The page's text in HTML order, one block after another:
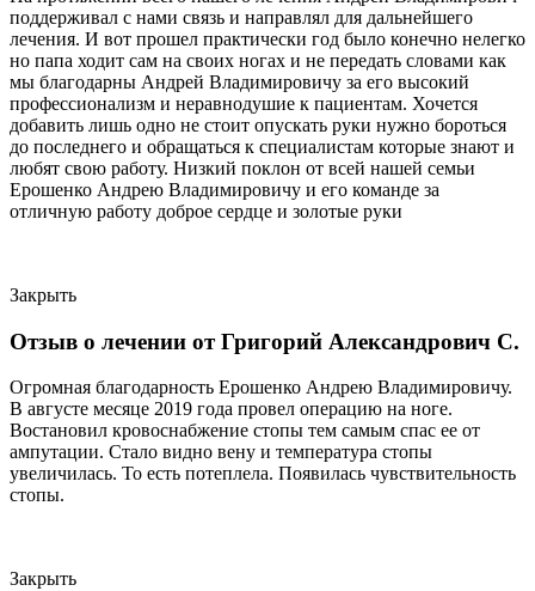
поддерживал с нами связь и направлял для дальнейшего
лечения. И вот прошел практически год было конечно нелегко
но папа ходит сам на своих ногах и не передать словами как
мы благодарны Андрей Владимировичу за его высокий
профессионализм и неравнодушие к пациентам. Хочется
добавить лишь одно не стоит опускать руки нужно бороться
до последнего и обращаться к специалистам которые знают и
любят свою работу. Низкий поклон от всей нашей семьи
Ерошенко Андрею Владимировичу и его команде за
отличную работу доброе сердце и золотые руки
Закрыть
Отзыв о лечении от Григорий Александрович С.
Огромная благодарность Ерошенко Андрею Владимировичу.
В августе месяце 2019 года провел операцию на ноге.
Востановил кровоснабжение стопы тем самым спас ее от
ампутации. Стало видно вену и температура стопы
увеличилась. То есть потеплела. Появилась чувствительность
стопы.
Закрыть